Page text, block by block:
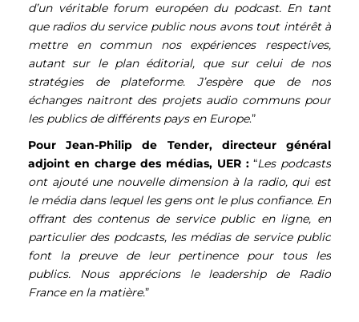
d’un véritable forum européen du podcast. En tant
que radios du service public nous avons tout intérêt à
mettre en commun nos expériences respectives,
autant sur le plan éditorial, que sur celui de nos
stratégies de plateforme. J’espère que de nos
échanges naitront des projets audio communs pour
les publics de différents pays en Europe.”
Pour Jean-Philip de Tender, directeur général
adjoint en charge des médias, UER :“Les podcasts
ont ajouté une nouvelle dimension à la radio, qui est
le média dans lequel les gens ont le plus confiance. En
offrant des contenus de service public en ligne, en
particulier des podcasts, les médias de service public
font la preuve de leur pertinence pour tous les
publics. Nous apprécions le leadership de Radio
France en la matière.”